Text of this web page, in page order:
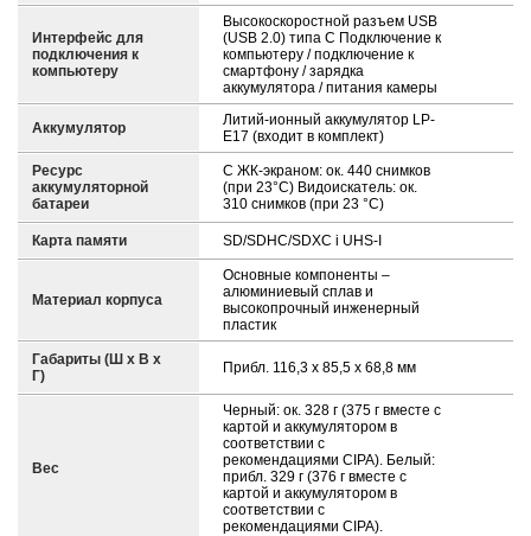
Интерфейс для
подключения к
компьютеру
Высокоскоростной разъем USB
(USB 2.0) типа C Подключение к
компьютеру / подключение к
смартфону / зарядка
аккумулятора / питания камеры
Аккумулятор
Литий-ионный аккумулятор LP-
E17 (входит в комплект)
Ресурс
аккумуляторной
батареи
С ЖК-экраном: ок. 440 снимков
(при 23°C) Видоискатель: ок.
310 снимков (при 23 °C)
Карта памяти SD/SDHC/SDXC і UHS-I
Материал корпуса
Основные компоненты –
алюминиевый сплав и
высокопрочный инженерный
пластик
Габариты (Ш х В х
Г)
Прибл. 116,3 x 85,5 x 68,8 мм
Вес
Черный: ок. 328 г (375 г вместе с
картой и аккумулятором в
соответствии с
рекомендациями CIPA). Белый:
прибл. 329 г (376 г вместе с
картой и аккумулятором в
соответствии с
рекомендациями CIPA).